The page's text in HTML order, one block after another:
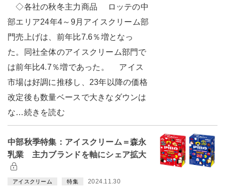
◇各社の秋冬主力商品 ロッテの中
部エリア24年4～9月アイスクリーム部
門売上げは、前年比7.6％増となっ
た。同社全体のアイスクリーム部門で
は前年比4.7％増であった。 アイス
市場は好調に推移し、23年以降の価格
改定後も数量ベースで大きなダウンは
な…続きを読む
中部秋季特集：アイスクリーム＝森永
乳業 主力ブランドを軸にシェア拡大
アイスクリーム 特集 2024.11.30